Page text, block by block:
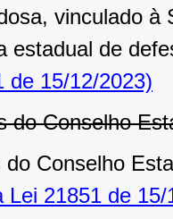
vinculado
estadual de
de 15/12/2023)
do Conselho
do Conselho
Lei 21851 de 15/